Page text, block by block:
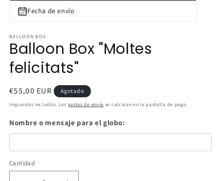
Fecha de envío
BALLOON BOX
Balloon Box "Moltes
felicitats"
Precio
habitual
€55,00 EUR Agotado
Impuestos incluidos. Los gastos de envío se calculan en la pantalla de pago.
Nombre o mensaje para el globo:
Cantidad
Cantidad